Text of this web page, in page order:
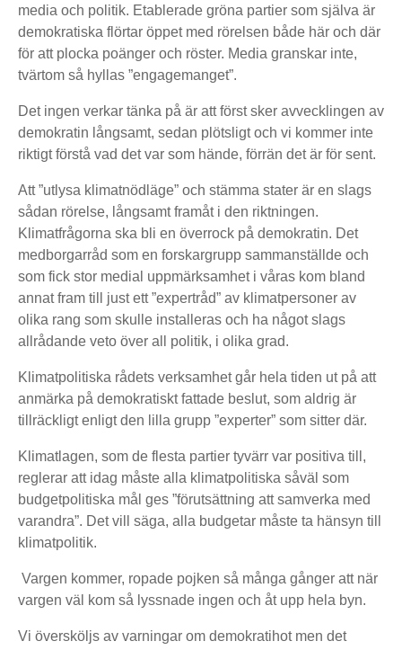
media och politik. Etablerade gröna partier som själva är
demokratiska flörtar öppet med rörelsen både här och där
för att plocka poänger och röster. Media granskar inte,
tvärtom så hyllas ”engagemanget”.
Det ingen verkar tänka på är att först sker avvecklingen av
demokratin långsamt, sedan plötsligt och vi kommer inte
riktigt förstå vad det var som hände, förrän det är för sent.
Att ”utlysa klimatnödläge” och stämma stater är en slags
sådan rörelse, långsamt framåt i den riktningen.
Klimatfrågorna ska bli en överrock på demokratin. Det
medborgarråd som en forskargrupp sammanställde och
som fick stor medial uppmärksamhet i våras kom bland
annat fram till just ett ”expertråd” av klimatpersoner av
olika rang som skulle installeras och ha något slags
allrådande veto över all politik, i olika grad.
Klimatpolitiska rådets verksamhet går hela tiden ut på att
anmärka på demokratiskt fattade beslut, som aldrig är
tillräckligt enligt den lilla grupp ”experter” som sitter där.
Klimatlagen, som de flesta partier tyvärr var positiva till,
reglerar att idag måste alla klimatpolitiska såväl som
budgetpolitiska mål ges ”förutsättning att samverka med
varandra”. Det vill säga, alla budgetar måste ta hänsyn till
klimatpolitik.
Vargen kommer, ropade pojken så många gånger att när
vargen väl kom så lyssnade ingen och åt upp hela byn.
Vi översköljs av varningar om demokratihot men det